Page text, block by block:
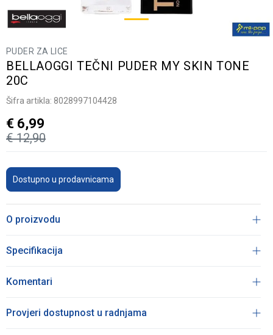
PUDER ZA LICE
BELLAOGGI TEČNI PUDER MY SKIN TONE
20C
Šifra artikla: 8028997104428
€ 12,90
€ 6,99
Dostupno u prodavnicama
O proizvodu
Specifikacija
Komentari
Provjeri dostupnost u radnjama